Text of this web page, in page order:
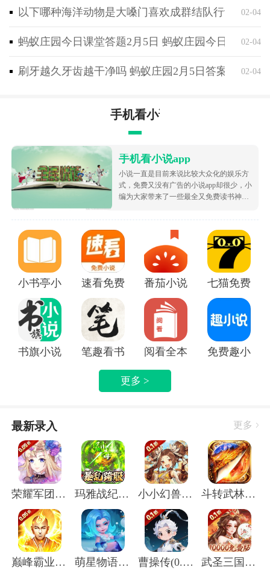
以下哪种海洋动物是大嗓门喜欢成群结队行动 神奇
02-04
蚂蚁庄园今日课堂答题2月5日 蚂蚁庄园今日课堂答
02-04
刷牙越久牙齿越干净吗 蚂蚁庄园2月5日答案最新02-04
手机看小说app
手机看小说app
小说一直是目前来说比较大众化的娱乐方
式，免费又没有广告的小说app却很少，小
编为大家带来了一些最全又免费读书神
小说资源，都很根据市场受欢迎的热度为
大家排序的哦，致力于带给大家好用的追
书软件！
小书亭小说 速看免费小说app番茄小说免费版下载安装
七猫免费阅
书旗小说APP笔趣看书小说app阅看全本免费小说APP
免费趣小说
更多 >
最新录入 更多
荣耀军团(0.05折主宰天命) 玛雅战纪(屠魔沉默专属) 小小幻兽录(虎踞中原0.1折) 斗转武林(圣金专属单职业)
巅峰霸业(封神榜0.05折) 萌星物语(登录送5星英雄) 曹操传(0.1折送终身元宝卡) 武圣三国(0.1无限代金免费版)